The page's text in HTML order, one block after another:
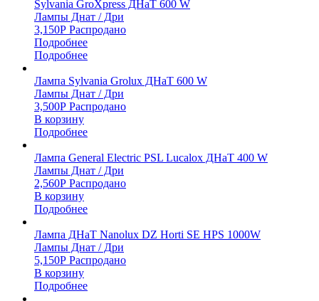
Sylvania GroXpress ДНаТ 600 W
Лампы Днат / Дри
3,150Р Распродано
Подробнее
Подробнее
Лампа Sylvania Grolux ДНаТ 600 W
Лампы Днат / Дри
3,500Р Распродано
В корзину
Подробнее
Лампа General Electric PSL Lucalox ДНаТ 400 W
Лампы Днат / Дри
2,560Р Распродано
В корзину
Подробнее
Лампа ДНаТ Nanolux DZ Horti SE HPS 1000W
Лампы Днат / Дри
5,150Р Распродано
В корзину
Подробнее